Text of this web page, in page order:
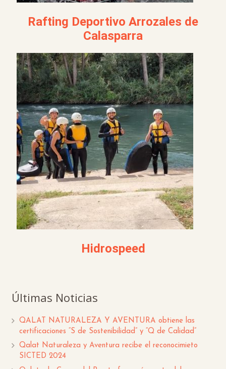
Rafting Deportivo Arrozales de
Calasparra
Hidrospeed
Últimas Noticias
QALAT NATURALEZA Y AVENTURA obtiene las
certificaciones “S de Sostenibilidad” y “Q de Calidad”
Qalat Naturaleza y Aventura recibe el reconocimieto
SICTED 2024